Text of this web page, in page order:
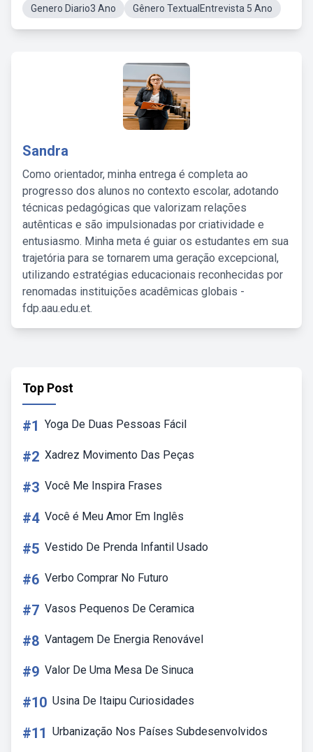
Genero Diario3 Ano
Gênero TextualEntrevista 5 Ano
Sandra
Como orientador, minha entrega é completa ao
progresso dos alunos no contexto escolar, adotando
técnicas pedagógicas que valorizam relações
autênticas e são impulsionadas por criatividade e
entusiasmo. Minha meta é guiar os estudantes em sua
trajetória para se tornarem uma geração excepcional,
utilizando estratégias educacionais reconhecidas por
renomadas instituições acadêmicas globais -
fdp.aau.edu.et.
Top Post
#1 Yoga De Duas Pessoas Fácil
#2 Xadrez Movimento Das Peças
#3 Você Me Inspira Frases
#4 Você é Meu Amor Em Inglês
#5 Vestido De Prenda Infantil Usado
#6 Verbo Comprar No Futuro
#7 Vasos Pequenos De Ceramica
#8 Vantagem De Energia Renovável
#9 Valor De Uma Mesa De Sinuca
#10 Usina De Itaipu Curiosidades
#11 Urbanização Nos Países Subdesenvolvidos